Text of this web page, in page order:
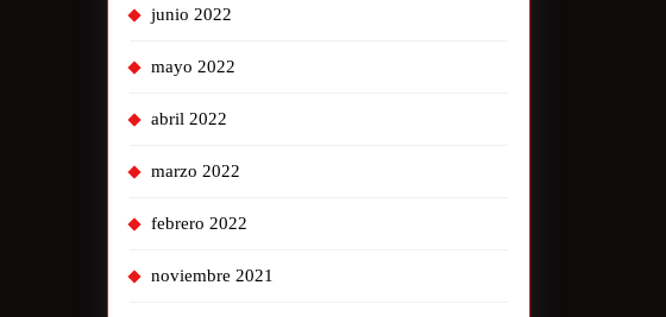
junio 2022
mayo 2022
abril 2022
marzo 2022
febrero 2022
noviembre 2021